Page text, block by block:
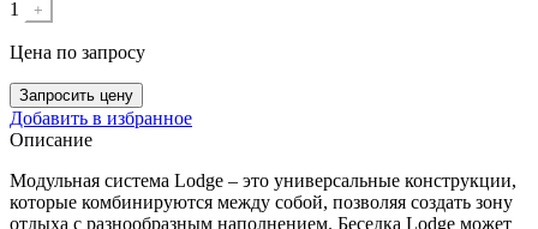
1 +
Цена по запросу
Запросить цену
Добавить в избранное
Описание
Модульная система Lodge – это универсальные конструкции,
которые комбинируются между собой, позволяя создать зону
отдыха с разнообразным наполнением. Беседка Lodge может